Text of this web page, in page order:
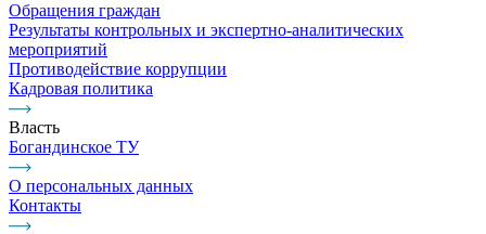
Обращения граждан
Результаты контрольных и экспертно-аналитических
мероприятий
Противодействие коррупции
Кадровая политика
Власть
Богандинское ТУ
О персональных данных
Контакты